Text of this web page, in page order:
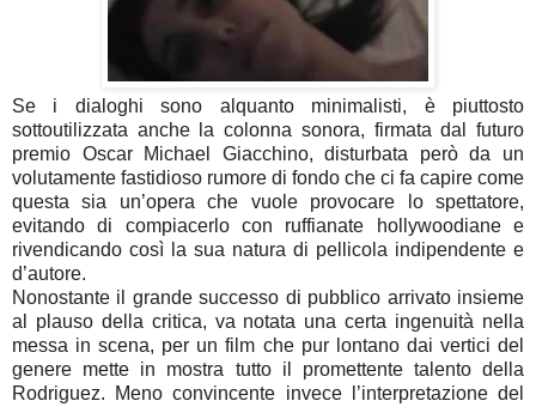
Se i dialoghi sono alquanto minimalisti, è piuttosto
sottoutilizzata anche la colonna sonora, firmata dal futuro
premio Oscar Michael Giacchino, disturbata però da un
volutamente fastidioso rumore di fondo che ci fa capire come
questa sia un’opera che vuole provocare lo spettatore,
evitando di compiacerlo con ruffianate hollywoodiane e
rivendicando così la sua natura di pellicola indipendente e
d’autore.
Nonostante il grande successo di pubblico arrivato insieme
al plauso della critica, va notata una certa ingenuità nella
messa in scena, per un film che pur lontano dai vertici del
genere mette in mostra tutto il promettente talento della
Rodriguez. Meno convincente invece l’interpretazione del